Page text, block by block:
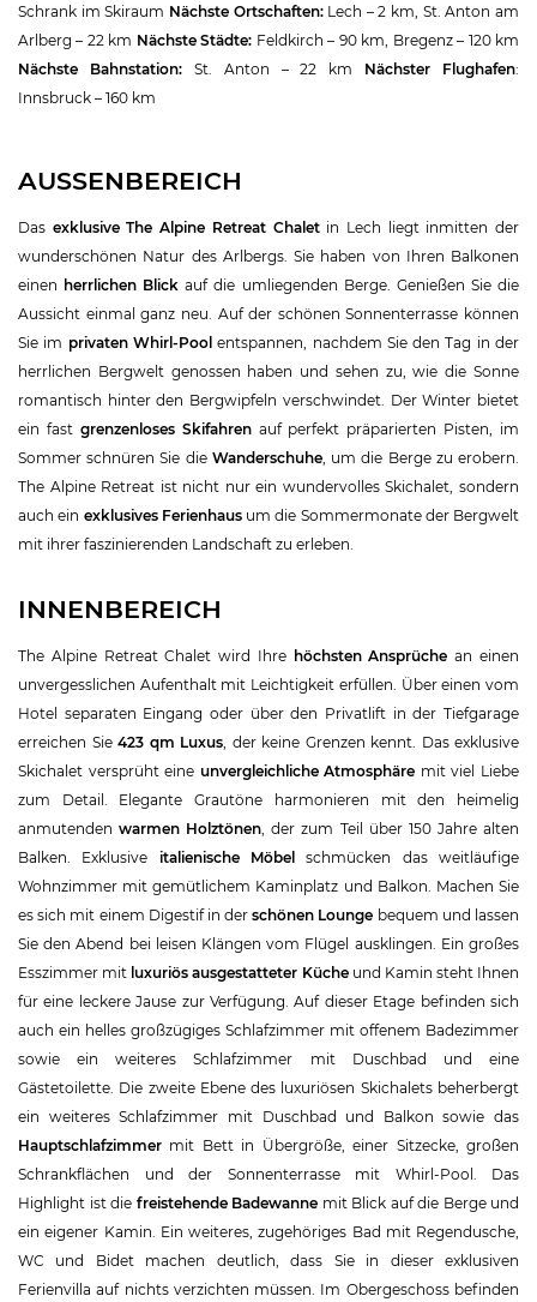
Schrank im Skiraum Nächste Ortschaften:Lech – 2 km, St. Anton am
Arlberg – 22 km Nächste Städte: Feldkirch – 90 km, Bregenz – 120 km
Nächste Bahnstation:St. Anton – 22 km Nächster Flughafen:
Innsbruck – 160 km
AUSSENBEREICH
Das exklusive The Alpine Retreat Chalet in Lech liegt inmitten der
wunderschönen Natur des Arlbergs. Sie haben von Ihren Balkonen
einen herrlichen Blick auf die umliegenden Berge. Genießen Sie die
Aussicht einmal ganz neu. Auf der schönen Sonnenterrasse können
Sie im privaten Whirl-Poolentspannen, nachdem Sie den Tag in der
herrlichen Bergwelt genossen haben und sehen zu, wie die Sonne
romantisch hinter den Bergwipfeln verschwindet. Der Winter bietet
ein fast grenzenloses Skifahrenauf perfekt präparierten Pisten, im
Sommer schnüren Sie die Wanderschuhe, um die Berge zu erobern.
The Alpine Retreat ist nicht nur ein wundervolles Skichalet, sondern
auch ein exklusives Ferienhausum die Sommermonate der Bergwelt
mit ihrer faszinierenden Landschaft zu erleben.
INNENBEREICH
The Alpine Retreat Chalet wird Ihre höchsten Ansprüche an einen
unvergesslichen Aufenthalt mit Leichtigkeit erfüllen. Über einen vom
Hotel separaten Eingang oder über den Privatlift in der Tiefgarage
erreichen Sie 423 qm Luxus , der keine Grenzen kennt. Das exklusive
Skichalet versprüht eine unvergleichliche Atmosphäre mit viel Liebe
zum Detail. Elegante Grautöne harmonieren mit den heimelig
anmutendenwarmen Holztönen , der zum Teil über 150 Jahre alten
Balken. Exklusive italienische Möbel schmücken das weitläufige
Wohnzimmer mit gemütlichem Kaminplatz und Balkon. Machen Sie
es sich mit einem Digestif in derschönen Lounge bequem und lassen
Sie den Abend bei leisen Klängen vom Flügel ausklingen. Ein großes
Esszimmer mit luxuriös ausgestatteter Kücheund Kamin steht Ihnen
für eine leckere Jause zur Verfügung. Auf dieser Etage befinden sich
auch ein helles großzügiges Schlafzimmer mit offenem Badezimmer
sowie ein weiteres Schlafzimmer mit Duschbad und eine
Gästetoilette. Die zweite Ebene des luxuriösen Skichalets beherbergt
ein weiteres Schlafzimmer mit Duschbad und Balkon sowie das
Hauptschlafzimmer mit Bett in Übergröße, einer Sitzecke, großen
Schrankflächen und der Sonnenterrasse mit Whirl-Pool. Das
Highlight ist die freistehende Badewanne mit Blick auf die Berge und
ein eigener Kamin. Ein weiteres, zugehöriges Bad mit Regendusche,
WC und Bidet machen deutlich, dass Sie in dieser exklusiven
Ferienvilla auf nichts verzichten müssen. Im Obergeschoss befinden